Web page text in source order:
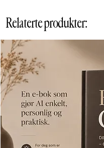
Relaterte produkter: